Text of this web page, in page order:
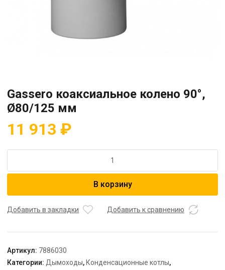
Gassero коаксиальное колено 90°,
Ø80/125 мм
11 913 ₽
Gassero
90°,
В корзину
Добавить в закладки Добавить к сравнению
Артикул: 7886030
Категории: Дымоходы, Конденсационные котлы,